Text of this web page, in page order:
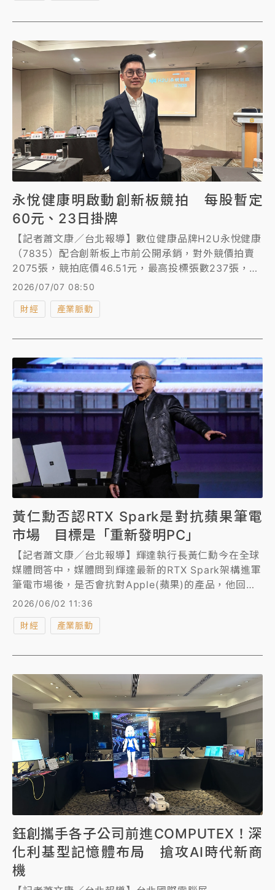
永悅健康明啟動創新板競拍 每股暫定
60元、23日掛牌
【記者蕭文康／台北報導】數位健康品牌H2U永悅健康
（7835）配合創新板上市前公開承銷，對外競價拍賣
2075張，競拍底價46.51元，最高投標張數237張，暫
定每股承銷價60元。競拍期間為7月8日至10日，7月
2026/07/07 08:50
財經 產業脈動
黃仁勳否認RTX Spark是對抗蘋果筆電
市場 目標是「重新發明PC」
【記者蕭文康／台北報導】輝達執行長黃仁勳今在全球
媒體問答中，媒體問到輝達最新的RTX Spark架構進軍
筆電市場後，是否會抗對Apple(蘋果)的產品，他回應
輝達的目標是「重新發明PC」，對於日前三星發生的
薪酬爭議，他則大方的表示「我付給員工盡可能多的薪
水。他們應該知道這點。」
2026/06/02 11:36
財經 產業脈動
鈺創攜手各子公司前進COMPUTEX！深
化利基型記憶體布局 搶攻AI時代新商
機